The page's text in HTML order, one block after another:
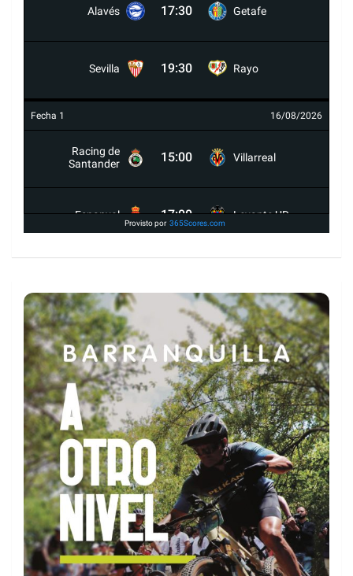
Alavés 17:30 Getafe
Sevilla 19:30 Rayo
Fecha 1 16/08/2026
Racing de
Santander
15:00 Villarreal
Espanyol 17:00 Levante UD
Provisto por 365Scores.com